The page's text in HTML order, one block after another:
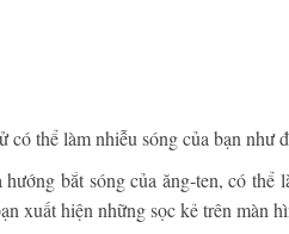
có thể làm nhiễu sóng của bạn như
bắt sóng của ăng-ten, có thể
xuất hiện những sọc kẻ trên màn